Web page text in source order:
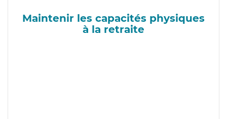
Maintenir les capacités physiques
à la retraite